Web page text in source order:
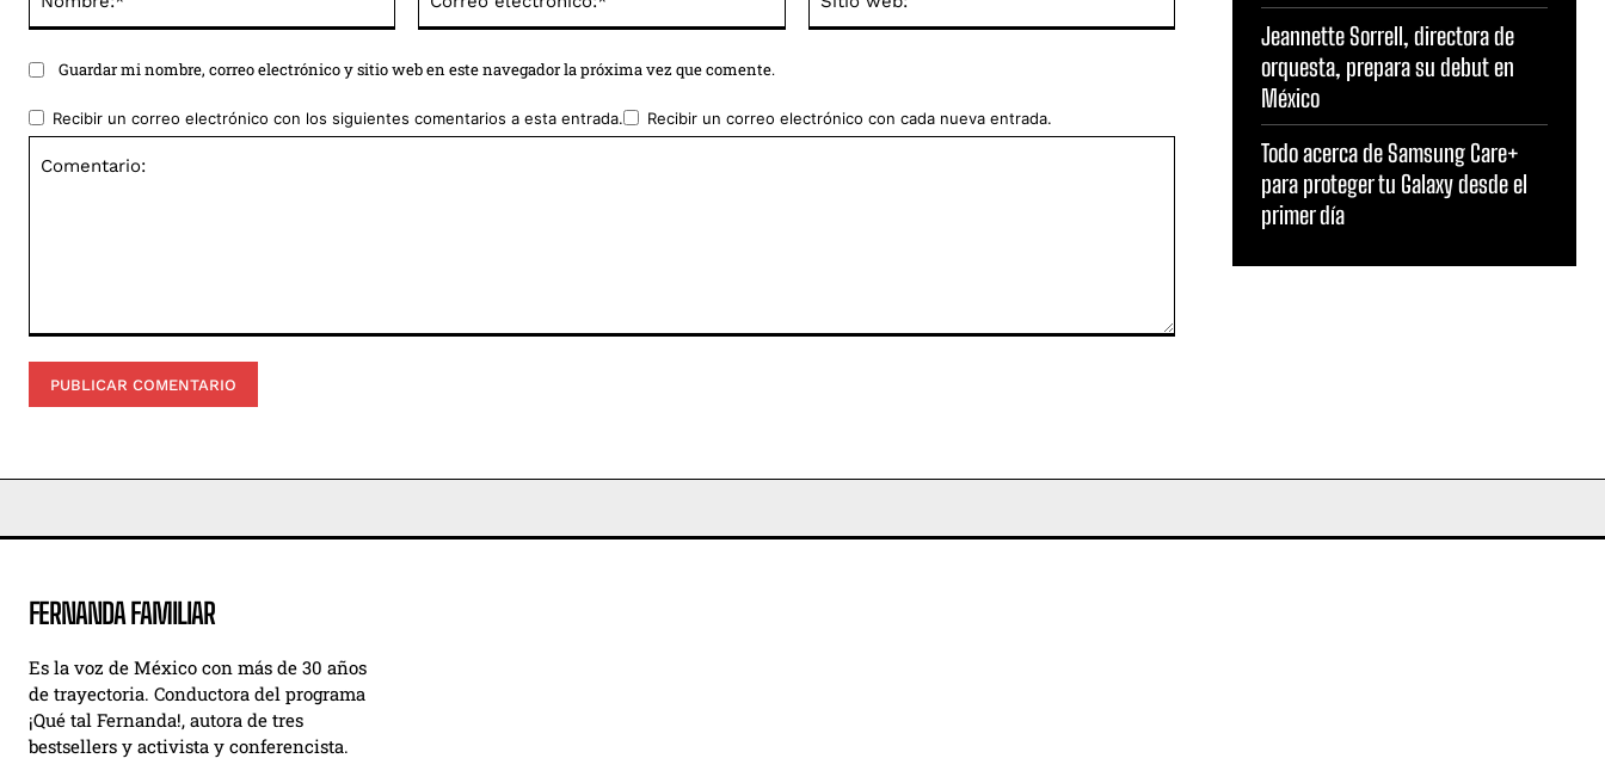
electrónico:*
Guardar mi nombre, correo electrónico y sitio web en este navegador la próxima vez que comente.
Recibir un correo electrónico con los siguientes comentarios a esta entrada. Recibir un correo electrónico con cada nueva entrada.
Jeannette Sorrell, directora de
orquesta, prepara su debut en
México
Todo acerca de Samsung Care+
para proteger tu Galaxy desde el
primer día
FERNANDA FAMILIAR
Es la voz de México con más de 30 años
de trayectoria. Conductora del programa
¡Qué tal Fernanda!, autora de tres
bestsellers y activista y conferencista.